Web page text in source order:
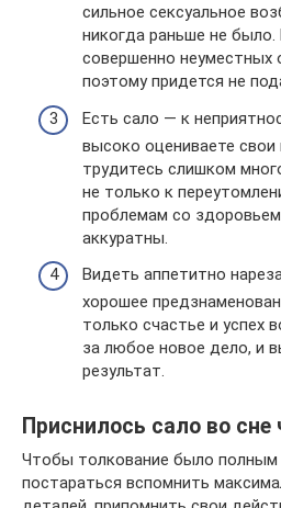
сильное сексуальное
никогда раньше не
совершенно неуместных
поэтому придется не
Есть сало — к
высоко оцениваете
трудитесь слишком
не только к
проблемам со
аккуратны.
Видеть аппетитно
хорошее
только счастье и успех
за любое новое дело, и
результат.
Приснилось сало во сне
Чтобы толкование было
постараться вспомнить